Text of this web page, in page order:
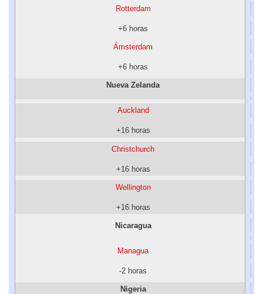
Rotterdam
+6 horas
Ámsterdam
+6 horas
Nueva Zelanda
Auckland
+16 horas
Christchurch
+16 horas
Wellington
+16 horas
Nicaragua
Managua
-2 horas
Nigeria